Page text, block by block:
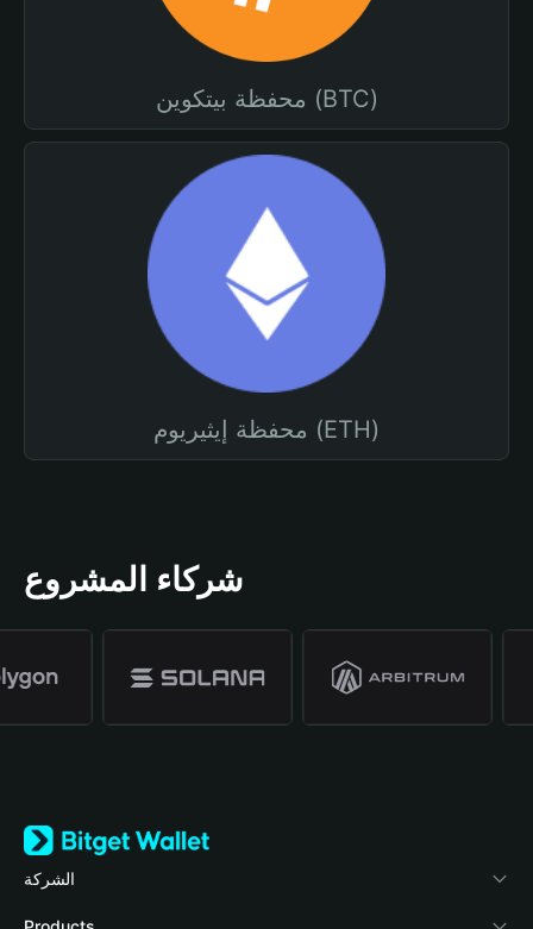
محفظة بيتكوين (BTC)
محفظة إيثيريوم (ETH)
شركاء المشروع
الشركة